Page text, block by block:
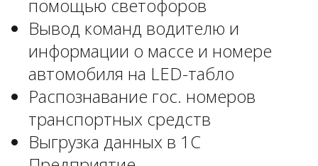
помощью светофоров
Вывод команд водителю и
информации о массе и номере
автомобиля на LED-табло
Распознавание гос. номеров
транспортных средств
Выгрузка данных в 1С